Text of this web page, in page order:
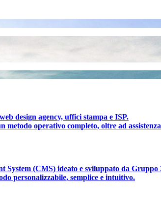
design agency, uffici stampa e ISP.
operativo completo, oltre ad
System (CMS) ideato e sviluppato da Gruppo
personalizzabile, semplice e intuitivo.